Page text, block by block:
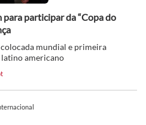
participar da “Copa do
mundial e primeira
americano